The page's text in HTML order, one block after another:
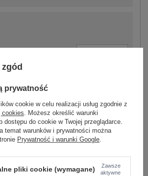
SIĘ I ZOBACZ CENĘ
547 740 Zadaj pytanie
prywatność
cookie w celu realizacji usług zgodnie z
cookies . Możesz określić warunki
dostępu do cookie w Twojej przeglądarce.
temat warunków i prywatności można
Prywatność i warunki Google
pliki cookie (wymagane)
Zawsze
aktywne